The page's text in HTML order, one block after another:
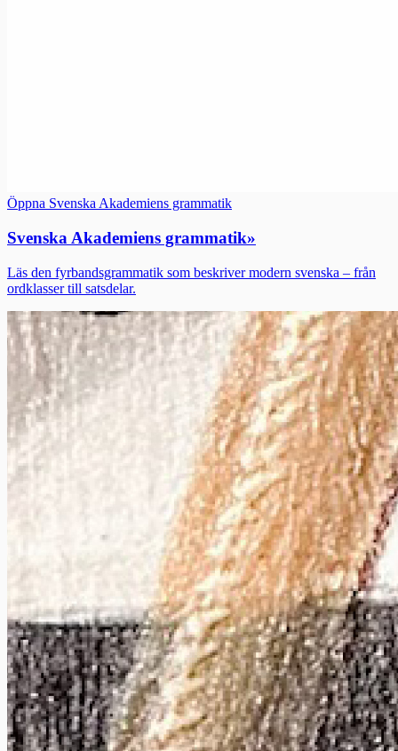
Öppna Svenska Akademiens grammatik
Svenska Akademiens grammatik»
Läs den fyrbandsgrammatik som beskriver modern svenska – från
ordklasser till satsdelar.